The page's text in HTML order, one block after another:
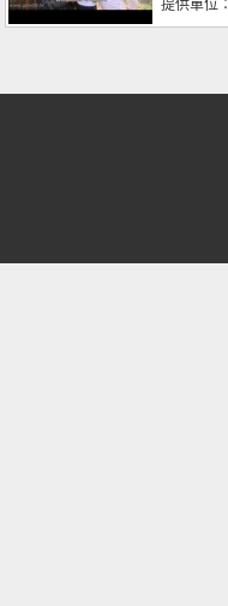
提供單位：